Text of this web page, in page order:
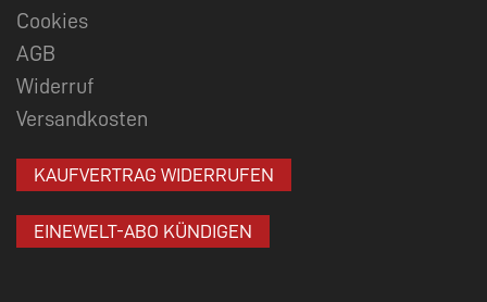
Cookies
AGB
Widerruf
Versandkosten
KAUFVERTRAG WIDERRUFEN
EINEWELT-ABO KÜNDIGEN